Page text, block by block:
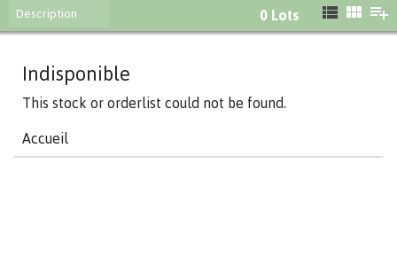
Description 0 Lots
Indisponible
This stock or orderlist could not be found.
Accueil